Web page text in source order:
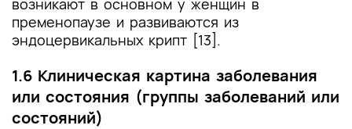
возникают в основном у женщин в
пременопаузе и развиваются из
эндоцервикальных крипт [13].
1.6 Клиническая картина заболевания
или состояния (группы заболеваний или
состояний)